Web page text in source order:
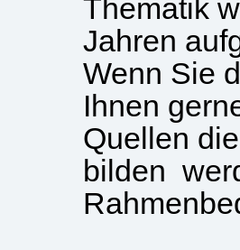
Thematik
Jahren
Wenn Sie
Ihnen
Quellen
bilden